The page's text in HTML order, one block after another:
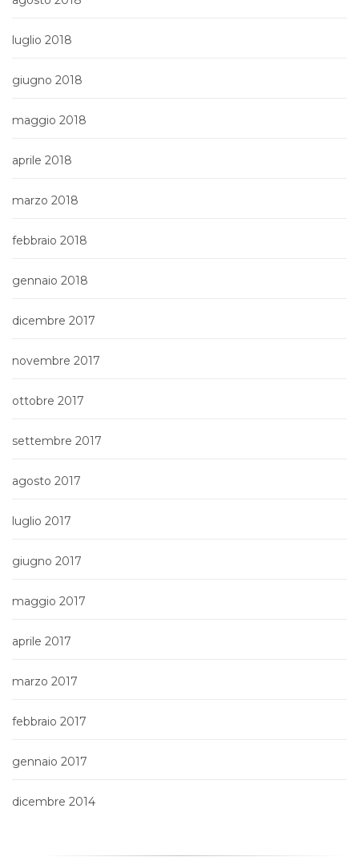
luglio 2018
giugno 2018
maggio 2018
aprile 2018
marzo 2018
febbraio 2018
gennaio 2018
dicembre 2017
novembre 2017
ottobre 2017
settembre 2017
agosto 2017
luglio 2017
giugno 2017
maggio 2017
aprile 2017
marzo 2017
febbraio 2017
gennaio 2017
dicembre 2014